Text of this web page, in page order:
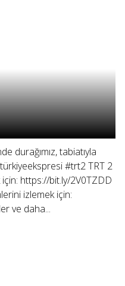
durağımız, tabiatıyla
#trt2 TRT 2
https://bit.ly/2V0TZDD
izlemek için:
ve daha...